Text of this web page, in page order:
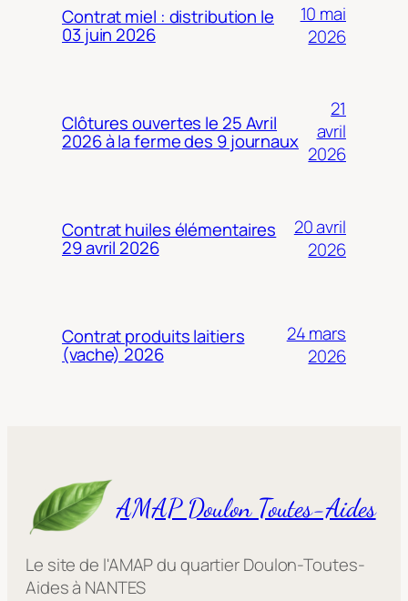
Contrat miel : distribution le
03 juin 2026
10 mai
2026
Clôtures ouvertes le 25 Avril
2026 à la ferme des 9 journaux
21
avril
2026
Contrat huiles élémentaires
29 avril 2026
20 avril
2026
Contrat produits laitiers
(vache) 2026
24 mars
2026
AMAP Doulon Toutes-Aides
Le site de l'AMAP du quartier Doulon-Toutes-
Aides à NANTES